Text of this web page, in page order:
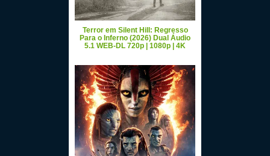
Terror em Silent Hill: Regresso
Para o Inferno (2026) Dual Áudio
5.1 WEB-DL 720p | 1080p | 4K